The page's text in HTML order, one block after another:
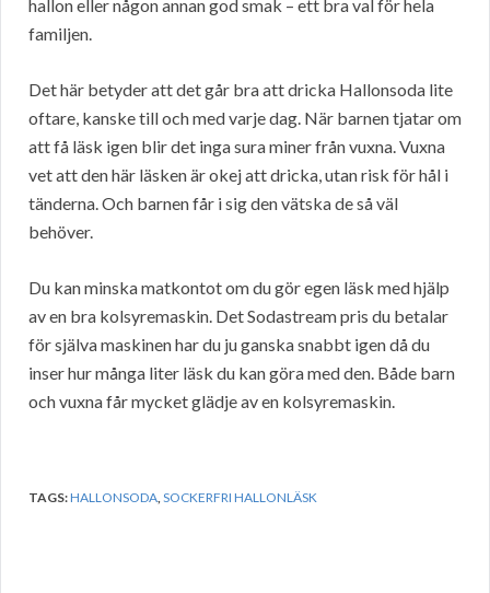
hallon eller någon annan god smak – ett bra val för hela
familjen.
Det här betyder att det går bra att dricka Hallonsoda lite
oftare, kanske till och med varje dag. När barnen tjatar om
att få läsk igen blir det inga sura miner från vuxna. Vuxna
vet att den här läsken är okej att dricka, utan risk för hål i
tänderna. Och barnen får i sig den vätska de så väl
behöver.
Du kan minska matkontot om du gör egen läsk med hjälp
av en bra kolsyremaskin. Det Sodastream pris du betalar
för själva maskinen har du ju ganska snabbt igen då du
inser hur många liter läsk du kan göra med den. Både barn
och vuxna får mycket glädje av en kolsyremaskin.
TAGS:HALLONSODA,SOCKERFRI HALLONLÄSK